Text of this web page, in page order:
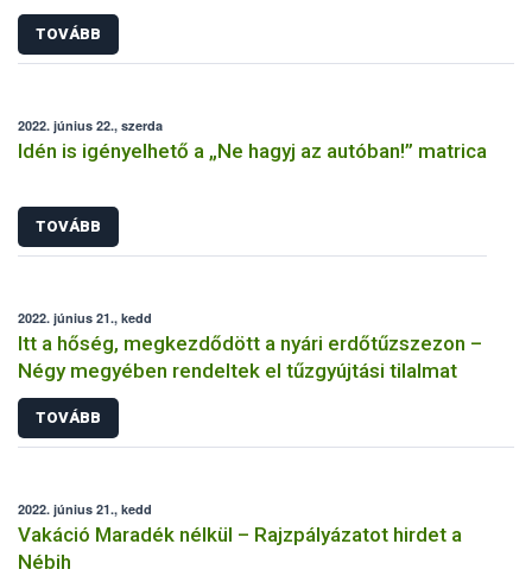
TOVÁBB
2022. június 22., szerda
Idén is igényelhető a „Ne hagyj az autóban!” matrica
TOVÁBB
2022. június 21., kedd
Itt a hőség, megkezdődött a nyári erdőtűzszezon –
Négy megyében rendeltek el tűzgyújtási tilalmat
TOVÁBB
2022. június 21., kedd
Vakáció Maradék nélkül – Rajzpályázatot hirdet a
Nébih